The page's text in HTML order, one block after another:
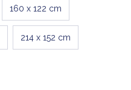
160 x 122 cm
214 x 152 cm